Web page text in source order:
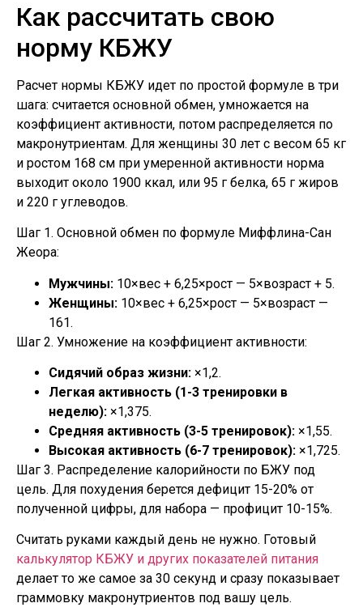
Как рассчитать свою
норму КБЖУ
Расчет нормы КБЖУ идет по простой формуле в три
шага: считается основной обмен, умножается на
коэффициент активности, потом распределяется по
макронутриентам. Для женщины 30 лет с весом 65 кг
и ростом 168 см при умеренной активности норма
выходит около 1900 ккал, или 95 г белка, 65 г жиров
и 220 г углеводов.
Шаг 1. Основной обмен по формуле Миффлина-Сан
Жеора:
Мужчины: 10×вес + 6,25×рост — 5×возраст + 5.
Женщины: 10×вес + 6,25×рост — 5×возраст —
161.
Шаг 2. Умножение на коэффициент активности:
Сидячий образ жизни: ×1,2.
Легкая активность (1-3 тренировки в
неделю): ×1,375.
Средняя активность (3-5 тренировок): ×1,55.
Высокая активность (6-7 тренировок): ×1,725.
Шаг 3. Распределение калорийности по БЖУ под
цель. Для похудения берется дефицит 15-20% от
полученной цифры, для набора — профицит 10-15%.
Считать руками каждый день не нужно. Готовый
калькулятор КБЖУ и других показателей питания
делает то же самое за 30 секунд и сразу показывает
граммовку макронутриентов под вашу цель.